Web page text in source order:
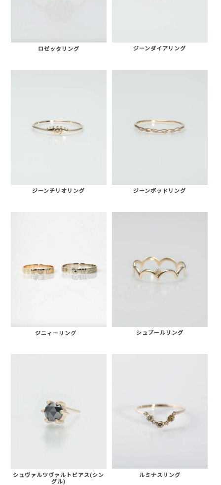
ロゼッタリング ジーンダイアリング
ジーンチリオリング ジーンポッドリング
ジニィーリング シュプールリング
シュヴァルツヴァルトピアス(シン
グル)
ルミナスリング